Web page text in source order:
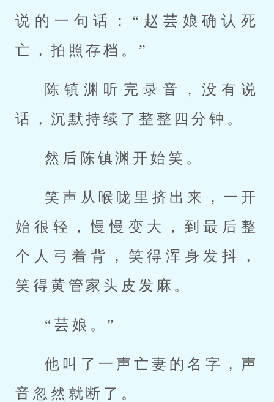
说的一句话：“赵芸娘确认死
亡，拍照存档。”
陈镇渊听完录音，没有说
话，沉默持续了整整四分钟。
然后陈镇渊开始笑。
笑声从喉咙里挤出来，一开
始很轻，慢慢变大，到最后整
个人弓着背，笑得浑身发抖，
笑得黄管家头皮发麻。
“芸娘。”
他叫了一声亡妻的名字，声
音忽然就断了。